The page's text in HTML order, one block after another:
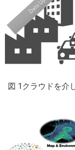
図 1クラウドを介